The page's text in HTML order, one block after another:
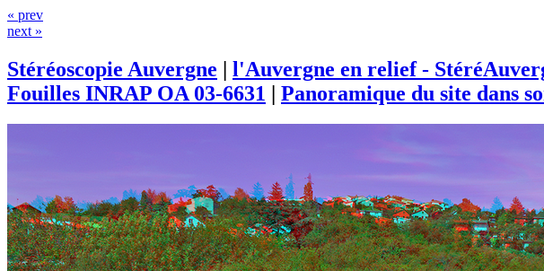
« prev
next »
Stéréoscopie Auvergne | l'Auvergne en relief -
Fouilles INRAP OA 03-6631 | Panoramique du site dans